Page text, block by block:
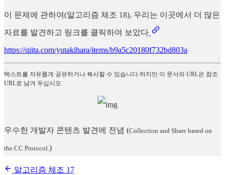
이 문제에 관하여(알고리즘 체조 18), 우리는 이곳에서 더 많은
자료를 발견하고 링크를 클릭하여 보았다
https://qiita.com/yutakihara/items/b9a5c20180f732bd803a
텍스트를 자유롭게 공유하거나 복사할 수 있습니다.하지만 이 문서의 URL은 참조
URL로 남겨 두십시오.
우수한 개발자 콘텐츠 발견에 전념 (Collection and Share based on
the CC Protocol.)
알고리즘 체조 17